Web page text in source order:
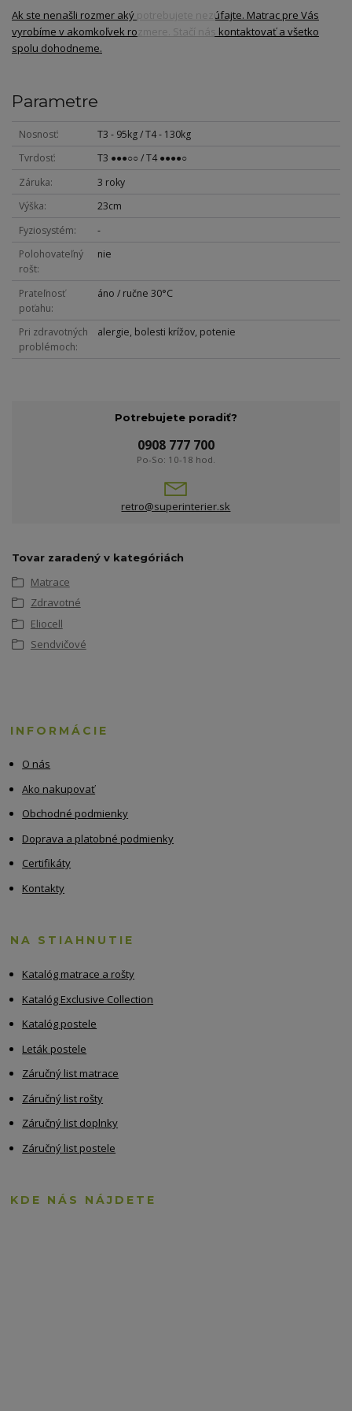
Ak ste nenašli rozmer aký potrebujete nezúfajte. Matrac pre Vás
vyrobíme v akomkoľvek rozmere. Stačí nás kontaktovať a všetko
spolu dohodneme.
Parametre
Nosnosť
T3 - 95kg / T4 - 130kg
Tvrdosť
T3 ●●●○○ / T4 ●●●●○
Záruka
3 roky
Výška
23cm
Fyziosystém
-
Polohovateľný
rošt
nie
Prateľnosť
poťahu
áno / ručne 30°C
Pri zdravotných
problémoch
alergie, bolesti krížov, potenie
Potrebujete poradiť?
0908 777 700
Po-So: 10-18 hod.
retro@superinterier.sk
Tovar zaradený v kategóriách
Matrace
Zdravotné
Eliocell
Sendvičové
INFORMÁCIE
O nás
Ako nakupovať
Obchodné podmienky
Doprava a platobné podmienky
Certifikáty
Kontakty
NA STIAHNUTIE
Katalóg matrace a rošty
Katalóg Exclusive Collection
Katalóg postele
Leták postele
Záručný list matrace
Záručný list rošty
Záručný list doplnky
Záručný list postele
KDE NÁS NÁJDETE